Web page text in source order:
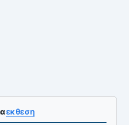
εκθεση